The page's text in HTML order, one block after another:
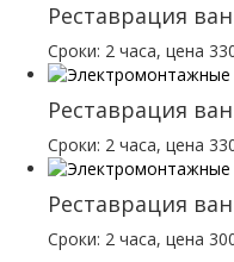
Реставрация
Сроки: 2 часа, цена
Реставрация
Сроки: 2 часа, цена
Реставрация
Сроки: 2 часа, цена